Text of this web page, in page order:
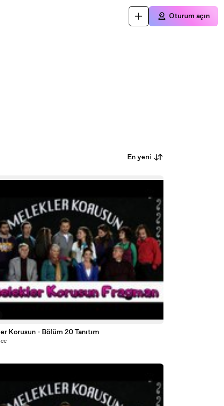
Oturum açın
En yeni
Korusun - Bölüm 20 Tanıtım